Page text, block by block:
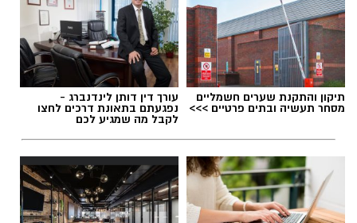
אלדה נתנאל / 09:20 07.08.26
תיקון והתקנת שערים חשמליים
מסחר תעשיה ובתים פרטיים >>>
עורך דין דותן לינדנברג -
נפגעתם בתאונת דרכים לחצו
לקבל מה שמגיע לכם